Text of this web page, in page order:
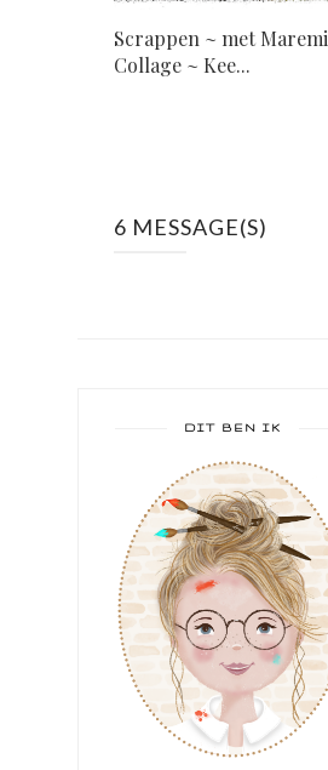
Scrappen ~ met Maremi
Collage ~ Kee...
6 MESSAGE(S)
DIT BEN IK